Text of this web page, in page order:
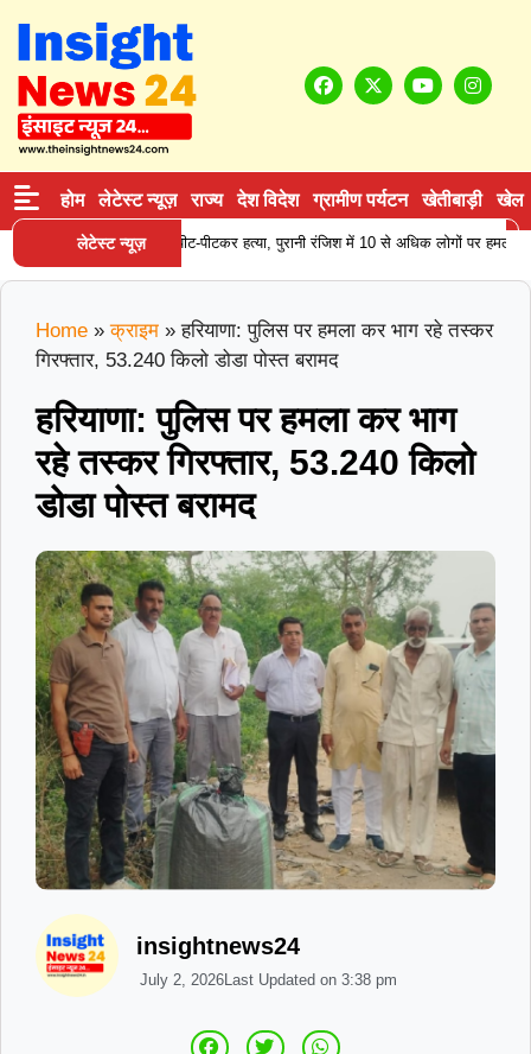
होम लेटेस्ट न्यूज़ राज्य देश विदेश ग्रामीण पर्यटन खेतीबाड़ी खेल
लेटेस्ट न्यूज़
हिसार में डेयरी संचालक की पीट-पीटकर हत्या, पुरानी रंजिश में 10 से अधिक लोगों पर हमला
Home » क्राइम »हरियाणा: पुलिस पर हमला कर भाग रहे तस्कर
गिरफ्तार, 53.240 किलो डोडा पोस्त बरामद
हरियाणा: पुलिस पर हमला कर भाग
रहे तस्कर गिरफ्तार, 53.240 किलो
डोडा पोस्त बरामद
insightnews24
July 2, 2026Last Updated on 3:38 pm